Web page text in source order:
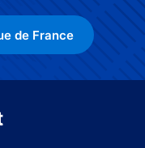
de France